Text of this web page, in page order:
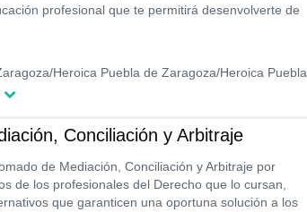
profesional que te permitirá desenvolverte de
Heroica Puebla de Zaragoza/Heroica Puebla
Conciliación y Arbitraje
de Mediación, Conciliación y Arbitraje por
de los profesionales del Derecho que lo cursan,
que garanticen una oportuna solución a los